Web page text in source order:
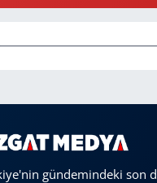
gündemindeki son